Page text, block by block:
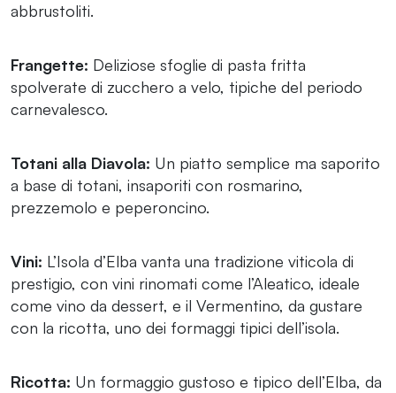
abbrustoliti.
Frangette: Deliziose sfoglie di pasta fritta
spolverate di zucchero a velo, tipiche del periodo
carnevalesco.
Totani alla Diavola: Un piatto semplice ma saporito
a base di totani, insaporiti con rosmarino,
prezzemolo e peperoncino.
Vini: L’Isola d’Elba vanta una tradizione viticola di
prestigio, con vini rinomati come l’Aleatico, ideale
come vino da dessert, e il Vermentino, da gustare
con la ricotta, uno dei formaggi tipici dell’isola.
Ricotta: Un formaggio gustoso e tipico dell’Elba, da